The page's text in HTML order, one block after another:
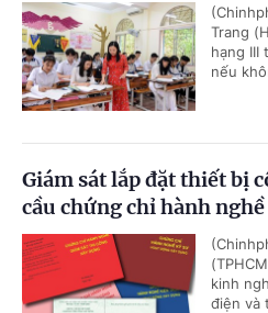
Trang
hạng III
nếu
Giám sát lắp đặt thiết bị
cầu chứng chỉ hành nghề
kinh
điện và